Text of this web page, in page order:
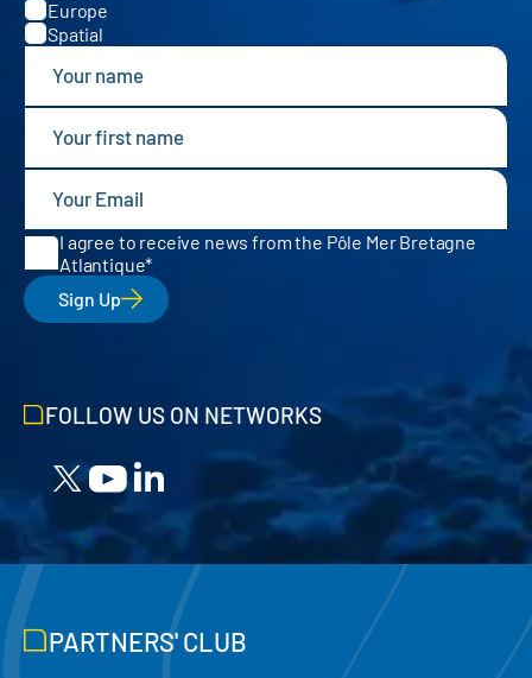
Europe
Spatial
I agree to receive news from the Pôle Mer Bretagne
Atlantique
Sign Up
FOLLOW US ON NETWORKS
PARTNERS' CLUB